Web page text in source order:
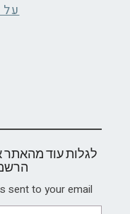
לגלות עוד מהאתר
sent to your email.
עליך להקליד את האימייל שלך…